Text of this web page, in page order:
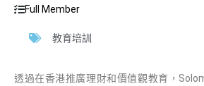
Full Member
教育培訓
透過在香港推廣理財和價值觀教育，